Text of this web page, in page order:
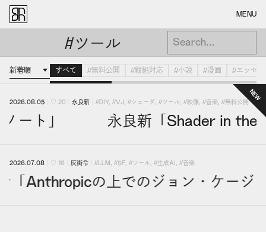
MENU
#ツール
すべて #無料公開 #縦組対応 #小説 #漫画 #エッセイ
2026.08.05 ♡ 20 永良新 #DIY, #VJ , #シェーダ , #ツール, #映像, #音楽 , #無料公開
ノート」 永良新「Shader in
2026.07.08 ♡ 16 灰街令 #LLM , #SF , #ツール, #生成AI , #音楽
「Anthropicの上でのジョン・ケー